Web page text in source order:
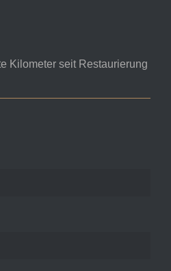
Kilometer seit Restaurierung